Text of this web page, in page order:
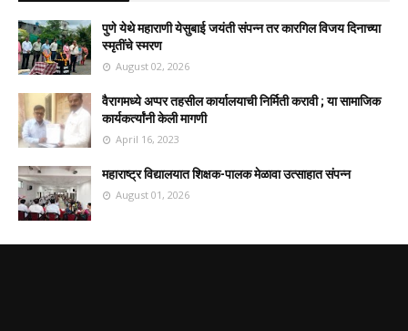
पुणे येथे महाराणी येसुबाई जयंती संपन्न तर कारगिल विजय दिनाच्या
स्मृतींचे स्मरण
August 02, 2026
वैरागमध्ये अप्पर तहसील कार्यालयाची निर्मिती करावी ; या सामाजिक
कार्यकर्त्यांनी केली मागणी
April 16, 2023
महाराष्ट्र विद्यालयात शिक्षक-पालक मेळावा उत्साहात संपन्न
August 01, 2026